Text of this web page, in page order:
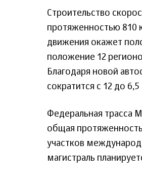
Строительство
протяженностью 810
движения окажет
положение 12
Благодаря новой
сократится с 12 до 6,5
Федеральная трасса
общая
участков
магистраль